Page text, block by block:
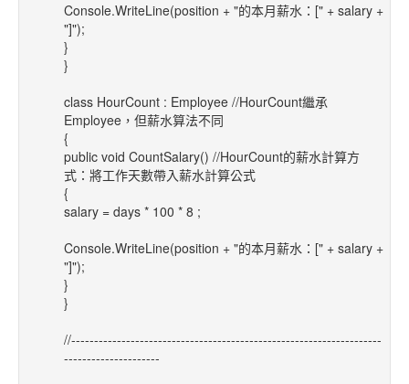
Console.WriteLine(position + "的本月薪水：[" + salary +
"]");
}
}
class HourCount : Employee //HourCount繼承
Employee，但薪水算法不同
{
public void CountSalary() //HourCount的薪水計算方
式：將工作天數帶入薪水計算公式
{
salary = days * 100 * 8 ;
Console.WriteLine(position + "的本月薪水：[" + salary +
"]");
}
}
//--------------------------------------------------------------------
---------------------